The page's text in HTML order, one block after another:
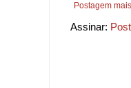
Postagem
Assinar: